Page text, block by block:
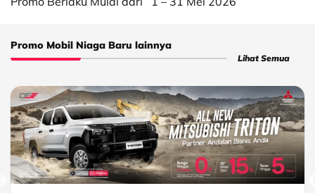
Promo Mobil Niaga Baru lainnya
Lihat Semua